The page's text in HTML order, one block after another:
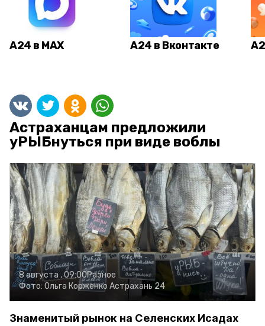
А24 в MAX А24 в Вконтакте
Астраханцам предложили
уРЫБнуться при виде воблы
8 августа , 09:00Разное
Фото: Ольга Корженко Астрахань 24
Знаменитый рынок на Селенских Исадах